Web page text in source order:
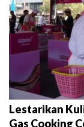
Lestarikan
Gas Cooking